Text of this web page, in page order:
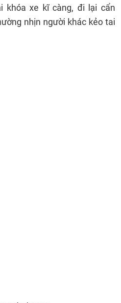
khóa xe kĩ càng, đi lại cẩn
nhịn người khác kẻo tai